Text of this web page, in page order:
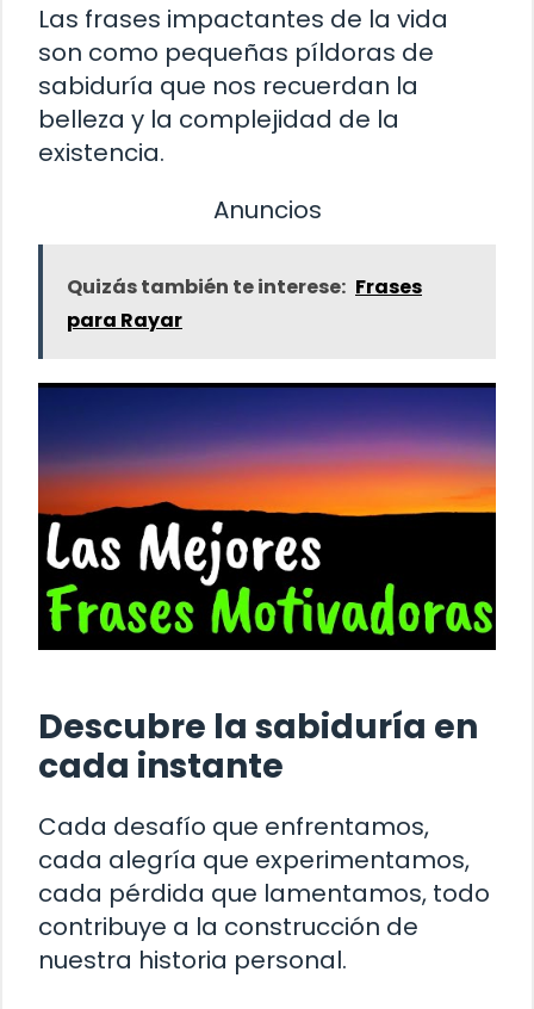
Las frases impactantes de la vida
son como pequeñas píldoras de
sabiduría que nos recuerdan la
belleza y la complejidad de la
existencia.
Anuncios
Quizás también te interese: Frases
para Rayar
Descubre la sabiduría en
cada instante
Cada desafío que enfrentamos,
cada alegría que experimentamos,
cada pérdida que lamentamos, todo
contribuye a la construcción de
nuestra historia personal.